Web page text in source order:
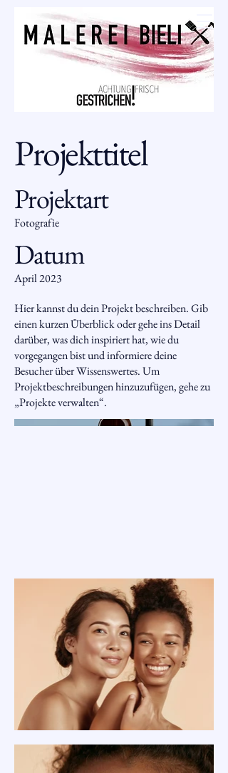
Malerei Bieli
Projekttitel
Projektart
Fotografie
Datum
April 2023
Hier kannst du dein Projekt beschreiben. Gib
einen kurzen Überblick oder gehe ins Detail
darüber, was dich inspiriert hat, wie du
vorgegangen bist und informiere deine
Besucher über Wissenswertes. Um
Projektbeschreibungen hinzuzufügen, gehe zu
„Projekte verwalten“.